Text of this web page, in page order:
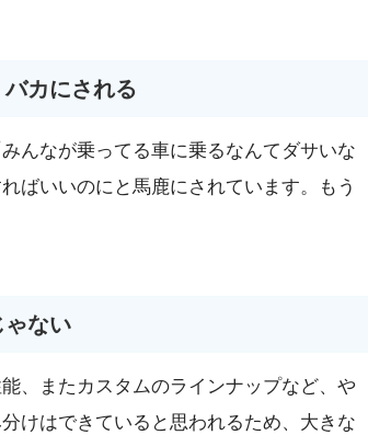
カにされる
んなが乗ってる車に乗るなんてダサいな
ばいいのにと馬鹿にされています。もう
ゃない
、またカスタムのラインナップなど、や
けはできていると思われるため、大きな